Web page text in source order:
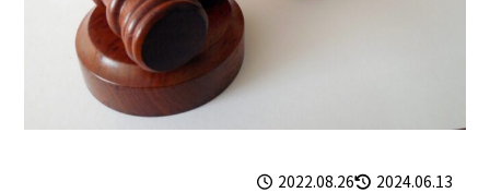
2022.08.26 2024.06.13